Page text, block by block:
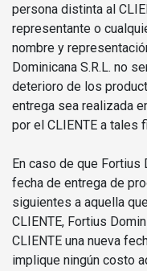
persona distinta al
representante o
nombre y
Dominicana S.R.L. no
deterioro de los
entrega sea realizada
por el CLIENTE a tales
En caso de que Fortius
fecha de entrega de
siguientes a aquella
CLIENTE, Fortius
CLIENTE una nueva
implique ningún costo